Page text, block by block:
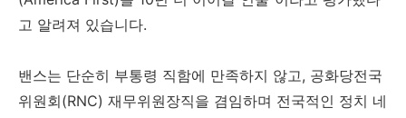
고 알려져 있습니다.
밴스는 단순히 부통령 직함에 만족하지 않고, 공화당전국
위원회(RNC) 재무위원장직을 겸임하며 전국적인 정치 네